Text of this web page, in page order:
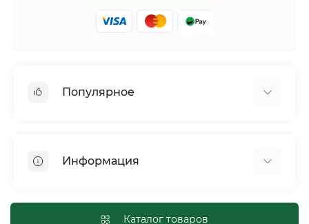
Популярное
Птицы
Рептилии
Информация
Оплата и доставка
Каталог товаров